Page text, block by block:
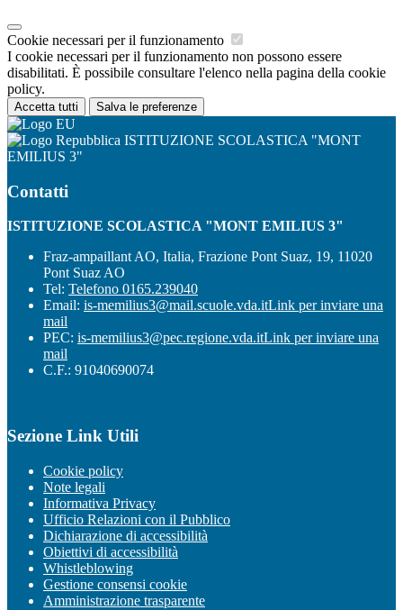
Cookie necessari per il funzionamento
I cookie necessari per il funzionamento non possono essere
disabilitati. È possibile consultare l'elenco nella pagina della cookie
policy.
Accetta tutti Salva le preferenze
ISTITUZIONE SCOLASTICA "MONT
EMILIUS 3"
Contatti
ISTITUZIONE SCOLASTICA "MONT EMILIUS 3"
Fraz-ampaillant AO, Italia, Frazione Pont Suaz, 19, 11020
Pont Suaz AO
Tel: Telefono 0165.239040
Email: is-memilius3@mail.scuole.vda.itLink per inviare una
mail
PEC: is-memilius3@pec.regione.vda.itLink per inviare una
mail
C.F.: 91040690074
Sezione Link Utili
Cookie policy
Note legali
Informativa Privacy
Ufficio Relazioni con il Pubblico
Dichiarazione di accessibilità
Obiettivi di accessibilità
Whistleblowing
Gestione consensi cookie
Amministrazione trasparente